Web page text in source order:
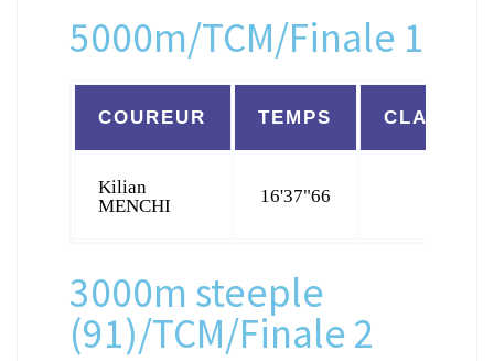
5000m/TCM/Finale 1
COUREUR TEMPS
Kilian
MENCHI
16'37"66
3000m steeple
(91)/TCM/Finale 2